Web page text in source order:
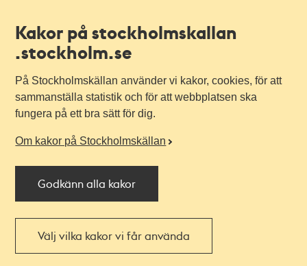
Kakor på stockholmskallan
.stockholm.se
På Stockholmskällan använder vi kakor, cookies, för att
sammanställa statistik och för att webbplatsen ska
fungera på ett bra sätt för dig.
Om kakor på Stockholmskällan
Godkänn alla kakor
Välj vilka kakor vi får använda